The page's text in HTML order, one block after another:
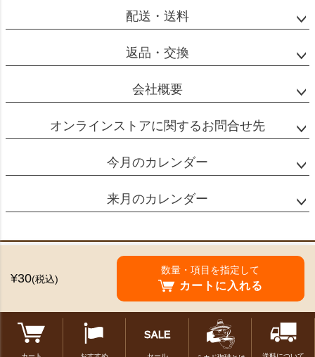
¥30(税込)
数量・項目を指定して
カートに入れる
配送・送料
返品・交換
会社概要
オンラインストアに関するお問合せ先
今月のカレンダー
来月のカレンダー
特定商取引法に基づく表示
個人情報の取扱
©2024 Mikado Coffee Shokai All Rights reserved.